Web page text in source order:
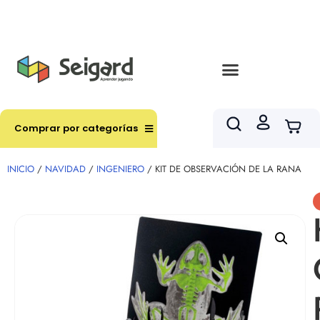
Comprar por categorías
INICIO / NAVIDAD / INGENIERO / KIT DE OBSERVACIÓN DE LA RANA